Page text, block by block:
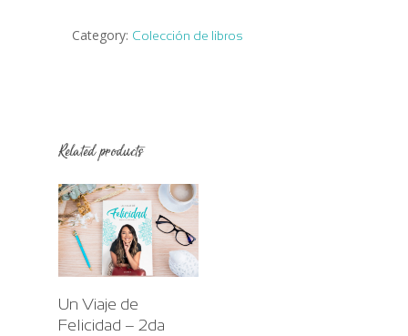
Category: Colección de libros
Related products
Add To Cart
Un Viaje de
Felicidad – 2da